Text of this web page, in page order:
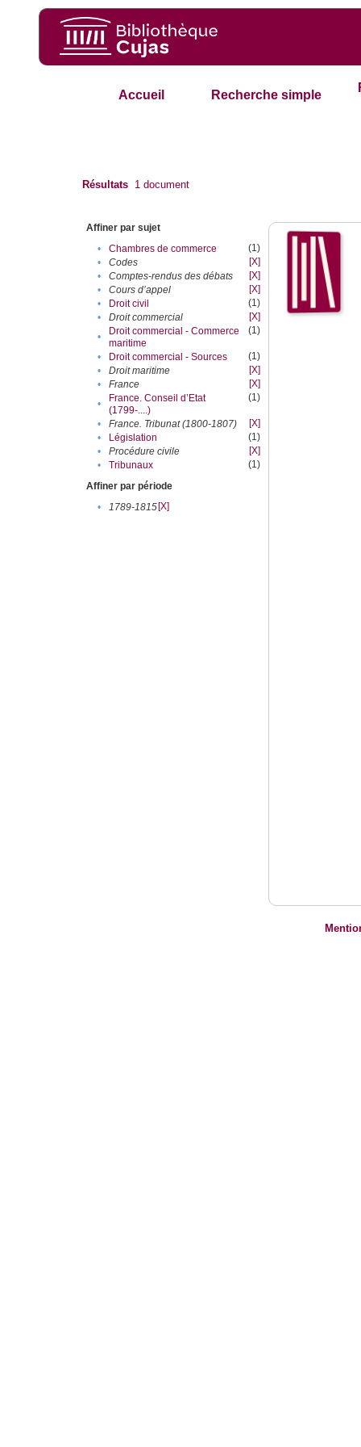
Accueil Recherche simple
Résultats 1 document
Affiner par sujet
•
Chambres de commerce
(1)
•
Codes
[X]
•
Comptes-rendus des débats
[X]
•
Cours d’appel
[X]
•
Droit civil
(1)
•
Droit commercial
[X]
•
Droit commercial - Commerce
maritime
(1)
• Droit commercial - Sources
(1)
•
Droit maritime
[X]
•
France
[X]
•
France. Conseil d’Etat
(1799-....)
(1)
• France. Tribunat (1800-1807)
[X]
•
Législation
(1)
•
Procédure civile
[X]
•
Tribunaux
(1)
Affiner par période
•
1789-1815[X]